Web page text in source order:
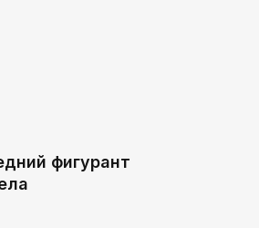
фигурант